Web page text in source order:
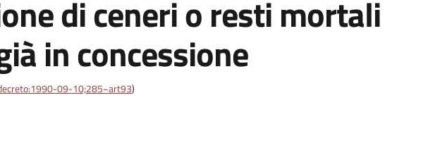
di ceneri o resti mortali
in concessione
09-10;285~art93)